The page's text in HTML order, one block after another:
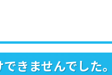
きませんでした